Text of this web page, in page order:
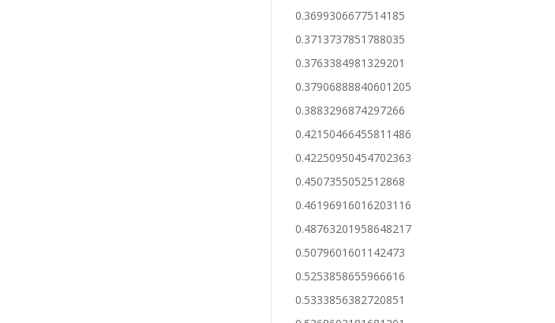
0.3699306677514185
0.3713737851788035
0.3763384981329201
0.37906888840601205
0.3883296874297266
0.42150466455811486
0.42250950454702363
0.4507355052512868
0.46196916016203116
0.48763201958648217
0.5079601601142473
0.5253858655966616
0.5333856382720851